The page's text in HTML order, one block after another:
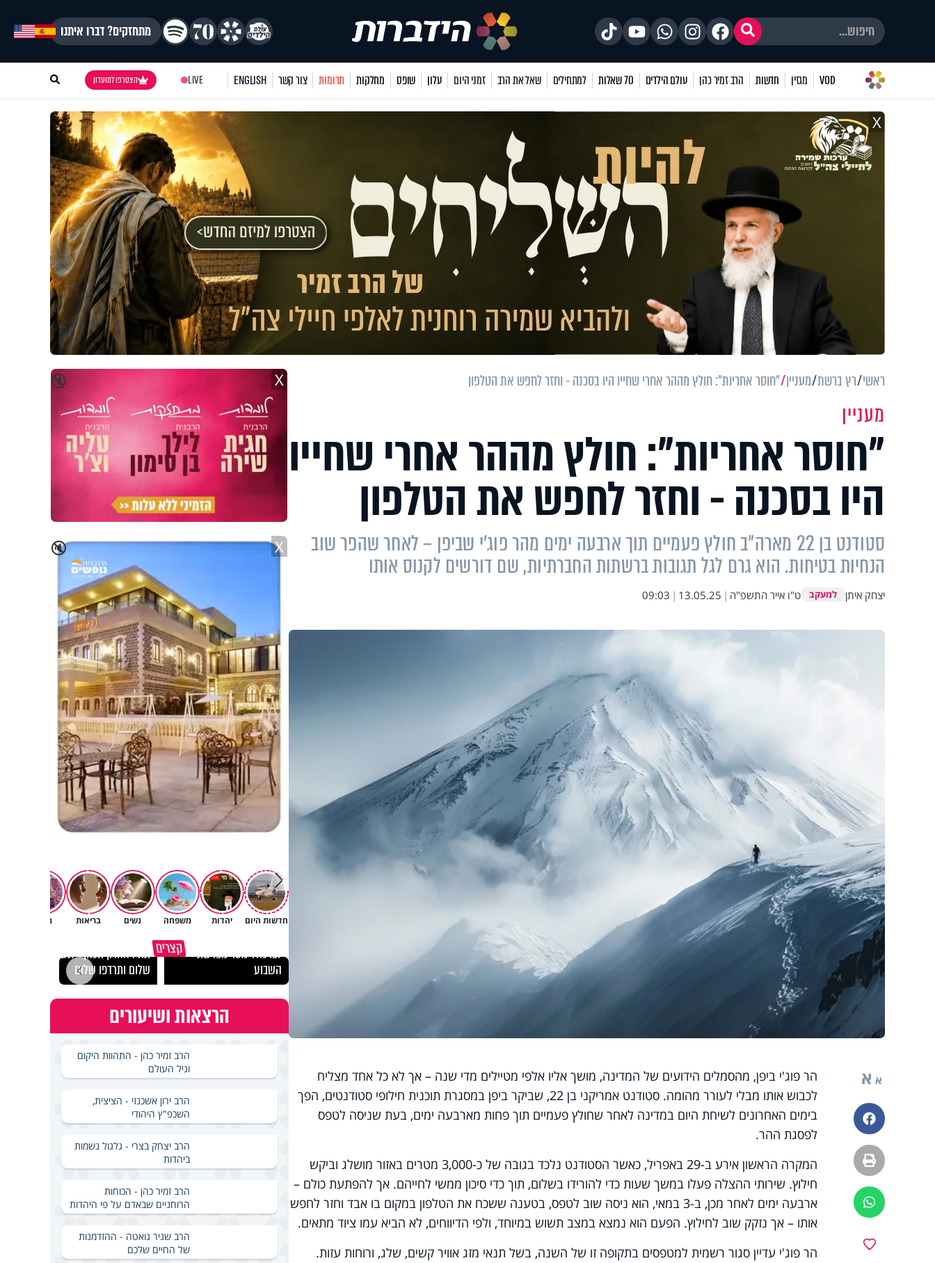
מתחזקים? דברו איתנו
VOD מגזין חדשות הרב זמיר כהן עולם הילדים 70 שאלות למתחילים שאל את הרב זמני היום עלון שופס מחלקות תרומות צור קשר ENGLISH
LIVE הצטרפו למועדון
X
ראשי רץ ברשת מעניין "חוסר אחריות": חולץ מההר אחרי שחייו היו בסכנה - וחזר לחפש את הטלפון
מעניין
"חוסר אחריות": חולץ מההר אחרי שחייו
היו בסכנה - וחזר לחפש את הטלפון
סטודנט בן 22 מארה"ב חולץ פעמיים תוך ארבעה ימים מהר פוג'י שביפן – לאחר שהפר שוב
הנחיות בטיחות. הוא גרם לגל תגובות ברשתות החברתיות, שם דורשים לקנוס אותו
יצחק איתן למעקב ט"ו אייר התשפ"ה |
13.05.25
|
09:03
א א
פייסבוק
הדפסה
ווטסאפ
הר פוג'י ביפן, מהסמלים הידועים של המדינה, מושך אליו אלפי מטיילים מדי שנה – אך לא כל אחד מצליח
לכבוש אותו מבלי לעורר מהומה. סטודנט אמריקני בן 22, שביקר ביפן במסגרת תוכנית חילופי סטודנטים, הפך
בימים האחרונים לשיחת היום במדינה לאחר שחולץ פעמיים תוך פחות מארבעה ימים, בעת שניסה לטפס
לפסגת ההר.
המקרה הראשון אירע ב-29 באפריל, כאשר הסטודנט נלכד בגובה של כ-3,000 מטרים באזור מושלג וביקש
חילוץ. שירותי ההצלה פעלו במשך שעות כדי להורידו בשלום, תוך כדי סיכון ממשי לחייהם. אך להפתעת כולם –
ארבעה ימים לאחר מכן, ב-3 במאי, הוא ניסה שוב לטפס, בטענה ששכח את הטלפון במקום בו אבד וחזר לחפש
אותו – אך נזקק שוב לחילוץ. הפעם הוא נמצא במצב תשוש במיוחד, ולפי הדיווחים, לא הביא עמו ציוד מתאים.
הר פוג'י עדיין סגור רשמית למטפסים בתקופה זו של השנה, בשל תנאי מזג אוויר קשים, שלג, ורוחות עזות.
🔇 X
🔇 X
חדשות היום יהדות משפחה נשים בריאות מגזין
קצרים
האם אפשר להפוך קללה
לברכה? מסר מפרשת
השבוע
תהיו אהרון הכהן - תשכינו
שלום ותרדפו שלום
הרצאות ושיעורים
הרב זמיר כהן - התהוות היקום
וגיל העולם
הרב ירון אשכנזי - הציצית,
השכפ"ץ היהודי
הרב יצחק בצרי - גלגול נשמות
ביהדות
הרב זמיר כהן - הכוחות
הרוחניים שבאדם על פי היהדות
הרב שניר גואטה - ההזדמנות
של החיים שלכם